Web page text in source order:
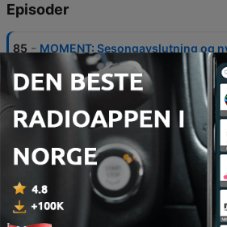
Episoder
85 - MOMENT: Sesongavslutning og
04 juni 2026
84
MOMENT: Hjertesvikt,
billettkaos
29 mai 2026
83 - MOMENT: Fotlenke, stolkrig og
21 mai 2026
82 - MOMENT: Eurovision-spesial